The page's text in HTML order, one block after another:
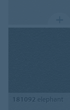
181092 elephant